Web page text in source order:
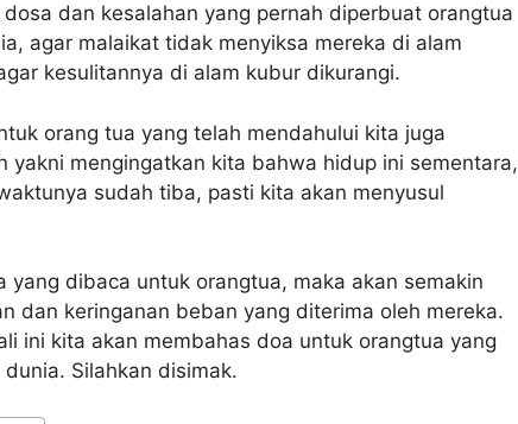
dan kesalahan yang pernah diperbuat orangtua
agar malaikat tidak menyiksa mereka di alam
kesulitannya di alam kubur dikurangi.
orang tua yang telah mendahului kita juga
yakni mengingatkan kita bahwa hidup ini sementara,
sudah tiba, pasti kita akan menyusul
yang dibaca untuk orangtua, maka akan semakin
dan keringanan beban yang diterima oleh mereka.
ini kita akan membahas doa untuk orangtua yang
Silahkan disimak.